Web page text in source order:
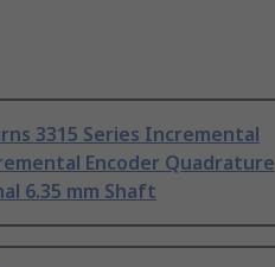
3315 Series Incremental
Encoder Quadrature
6.35 mm Shaft